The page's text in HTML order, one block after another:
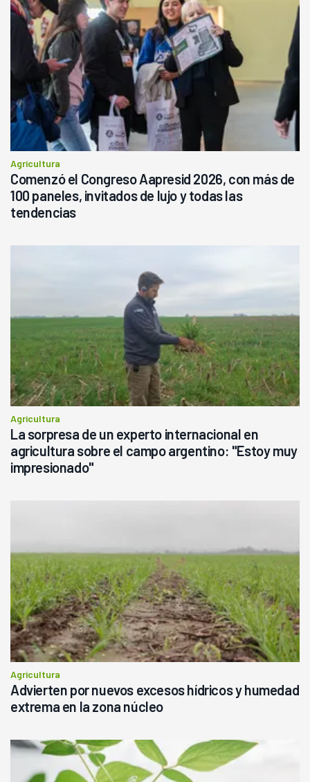
Agricultura
Comenzó el Congreso Aapresid 2026, con más de
100 paneles, invitados de lujo y todas las
tendencias
Agricultura
La sorpresa de un experto internacional en
agricultura sobre el campo argentino: "Estoy muy
impresionado"
Agricultura
Advierten por nuevos excesos hídricos y humedad
extrema en la zona núcleo